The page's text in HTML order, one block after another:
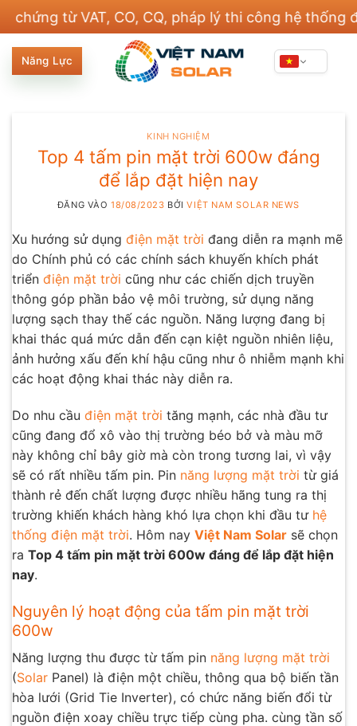
nội
dung
từ VAT, CO, CQ, pháp lý thi công hệ thống điện
Năng Lực
KINH NGHIỆM
Top 4 tấm pin mặt trời 600w đáng
để lắp đặt hiện nay
ĐĂNG VÀO 18/08/2023 BỞIVIỆT NAM SOLAR NEWS
Xu hướng sử dụng điện mặt trời đang diễn ra mạnh mẽ
do Chính phủ có các chính sách khuyến khích phát
triển điện mặt trời cũng như các chiến dịch truyền
thông góp phần bảo vệ môi trường, sử dụng năng
lượng sạch thay thế các nguồn. Năng lượng đang bị
khai thác quá mức dẫn đến cạn kiệt nguồn nhiên liệu,
ảnh hưởng xấu đến khí hậu cũng như ô nhiễm mạnh khi
các hoạt động khai thác này diễn ra.
Do nhu cầu điện mặt trời tăng mạnh, các nhà đầu tư
cũng đang đổ xô vào thị trường béo bở và màu mỡ
này không chỉ bây giờ mà còn trong tương lai, vì vậy
sẽ có rất nhiều tấm pin. Pin năng lượng mặt trời từ giá
thành rẻ đến chất lượng được nhiều hãng tung ra thị
trường khiến khách hàng khó lựa chọn khi đầu tư hệ
thống điện mặt trời. Hôm nay Việt Nam Solar sẽ chọn
ra Top 4 tấm pin mặt trời 600w đáng để lắp đặt hiện
nay.
Nguyên lý hoạt động của tấm pin mặt trời
600w
Năng lượng thu được từ tấm pin năng lượng mặt trời
(Solar Panel) là điện một chiều, thông qua bộ biến tần
hòa lưới (Grid Tie Inverter), có chức năng biến đổi từ
nguồn điện xoay chiều trực tiếp cùng pha. cùng tần số